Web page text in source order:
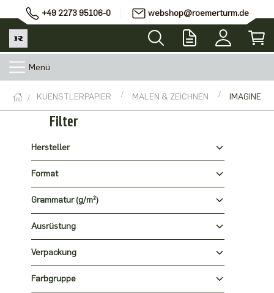
+49 2273 95106-0 webshop@roemerturm.de
Menü
KUENSTLERPAPIER MALEN & ZEICHNEN IMAGINE
Filter
Hersteller
Format
Grammatur (g/m²)
Ausrüstung
Verpackung
Farbgruppe